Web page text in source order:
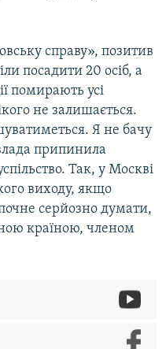
справу», позитив
посадити 20 осіб, а
помирають усі
не залишається.
Я не бачу
припинила
Так, у Москві
виходу, якщо
серйозно думати,
країною, членом